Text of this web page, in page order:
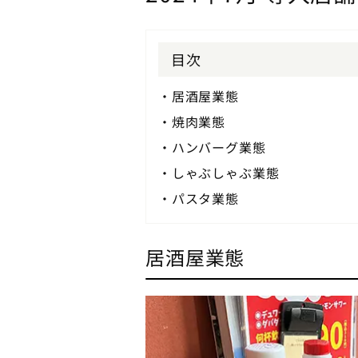
目次
居酒屋業態
焼肉業態
ハンバーグ業態
しゃぶしゃぶ業態
パスタ業態
居酒屋業態